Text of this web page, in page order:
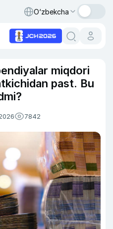
O‘zbekcha
miqdori
past. Bu
7842